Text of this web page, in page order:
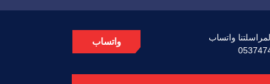
واتساب
واتساب